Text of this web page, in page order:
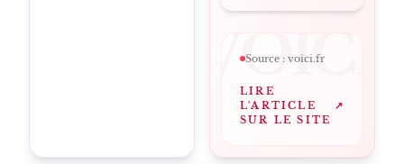
VOICI
Source : voici.fr
LIRE
L'ARTICLE
SUR LE SITE
↗